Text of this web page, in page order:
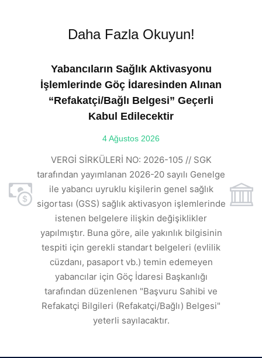
Daha Fazla Okuyun!
Yabancıların Sağlık Aktivasyonu
İşlemlerinde Göç İdaresinden Alınan
“Refakatçi/Bağlı Belgesi” Geçerli
Kabul Edilecektir
4 Ağustos 2026
VERGİ SİRKÜLERİ NO: 2026-105 // SGK
tarafından yayımlanan 2026-20 sayılı Genelge
ile yabancı uyruklu kişilerin genel sağlık
sigortası (GSS) sağlık aktivasyon işlemlerinde
istenen belgelere ilişkin değişiklikler
yapılmıştır. Buna göre, aile yakınlık bilgisinin
tespiti için gerekli standart belgeleri (evlilik
cüzdanı, pasaport vb.) temin edemeyen
yabancılar için Göç İdaresi Başkanlığı
tarafından düzenlenen "Başvuru Sahibi ve
Refakatçi Bilgileri (Refakatçi/Bağlı) Belgesi"
yeterli sayılacaktır.